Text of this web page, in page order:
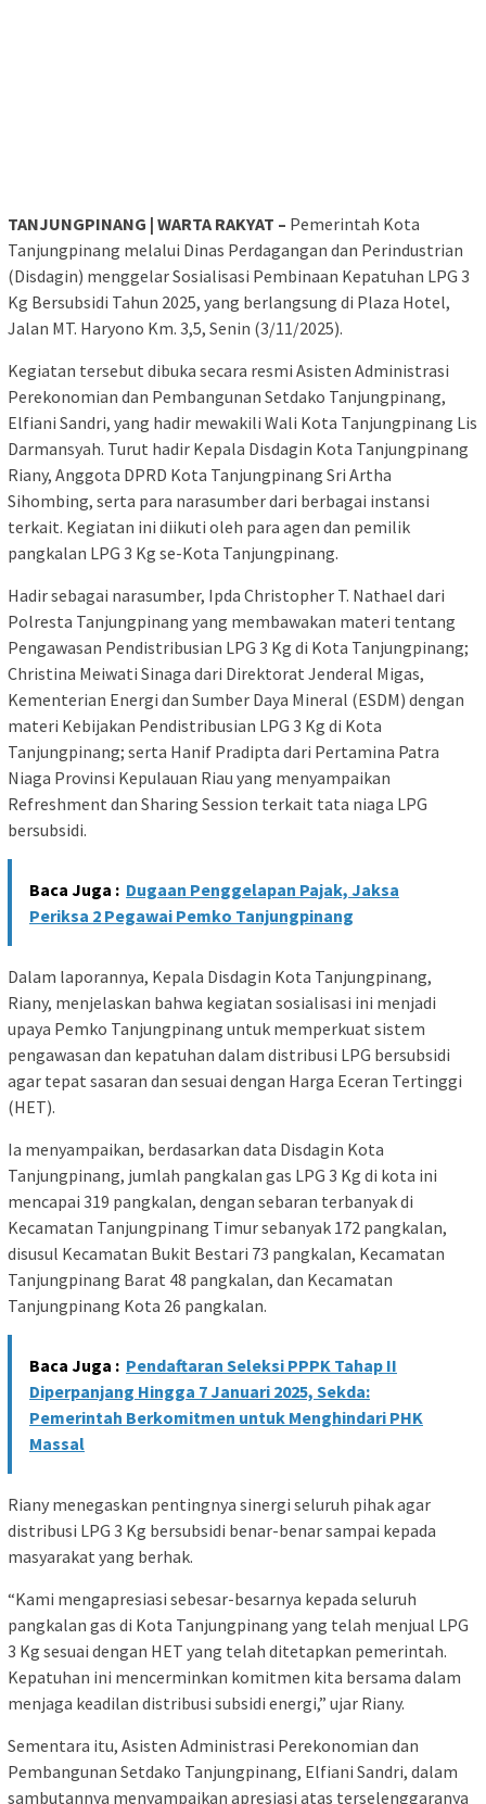
TANJUNGPINANG | WARTA RAKYAT – Pemerintah Kota
Tanjungpinang melalui Dinas Perdagangan dan Perindustrian
(Disdagin) menggelar Sosialisasi Pembinaan Kepatuhan LPG 3
Kg Bersubsidi Tahun 2025, yang berlangsung di Plaza Hotel,
Jalan MT. Haryono Km. 3,5, Senin (3/11/2025).
Kegiatan tersebut dibuka secara resmi Asisten Administrasi
Perekonomian dan Pembangunan Setdako Tanjungpinang,
Elfiani Sandri, yang hadir mewakili Wali Kota Tanjungpinang Lis
Darmansyah. Turut hadir Kepala Disdagin Kota Tanjungpinang
Riany, Anggota DPRD Kota Tanjungpinang Sri Artha
Sihombing, serta para narasumber dari berbagai instansi
terkait. Kegiatan ini diikuti oleh para agen dan pemilik
pangkalan LPG 3 Kg se-Kota Tanjungpinang.
Hadir sebagai narasumber, Ipda Christopher T. Nathael dari
Polresta Tanjungpinang yang membawakan materi tentang
Pengawasan Pendistribusian LPG 3 Kg di Kota Tanjungpinang;
Christina Meiwati Sinaga dari Direktorat Jenderal Migas,
Kementerian Energi dan Sumber Daya Mineral (ESDM) dengan
materi Kebijakan Pendistribusian LPG 3 Kg di Kota
Tanjungpinang; serta Hanif Pradipta dari Pertamina Patra
Niaga Provinsi Kepulauan Riau yang menyampaikan
Refreshment dan Sharing Session terkait tata niaga LPG
bersubsidi.
Baca Juga : Dugaan Penggelapan Pajak, Jaksa
Periksa 2 Pegawai Pemko Tanjungpinang
Dalam laporannya, Kepala Disdagin Kota Tanjungpinang,
Riany, menjelaskan bahwa kegiatan sosialisasi ini menjadi
upaya Pemko Tanjungpinang untuk memperkuat sistem
pengawasan dan kepatuhan dalam distribusi LPG bersubsidi
agar tepat sasaran dan sesuai dengan Harga Eceran Tertinggi
(HET).
Ia menyampaikan, berdasarkan data Disdagin Kota
Tanjungpinang, jumlah pangkalan gas LPG 3 Kg di kota ini
mencapai 319 pangkalan, dengan sebaran terbanyak di
Kecamatan Tanjungpinang Timur sebanyak 172 pangkalan,
disusul Kecamatan Bukit Bestari 73 pangkalan, Kecamatan
Tanjungpinang Barat 48 pangkalan, dan Kecamatan
Tanjungpinang Kota 26 pangkalan.
Baca Juga : Pendaftaran Seleksi PPPK Tahap II
Diperpanjang Hingga 7 Januari 2025, Sekda:
Pemerintah Berkomitmen untuk Menghindari PHK
Massal
Riany menegaskan pentingnya sinergi seluruh pihak agar
distribusi LPG 3 Kg bersubsidi benar-benar sampai kepada
masyarakat yang berhak.
“Kami mengapresiasi sebesar-besarnya kepada seluruh
pangkalan gas di Kota Tanjungpinang yang telah menjual LPG
3 Kg sesuai dengan HET yang telah ditetapkan pemerintah.
Kepatuhan ini mencerminkan komitmen kita bersama dalam
menjaga keadilan distribusi subsidi energi,” ujar Riany.
Sementara itu, Asisten Administrasi Perekonomian dan
Pembangunan Setdako Tanjungpinang, Elfiani Sandri, dalam
sambutannya menyampaikan apresiasi atas terselenggaranya